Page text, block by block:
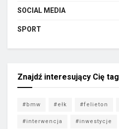
SOCIAL MEDIA
SPORT
Znajdź interesujący Cię tag
#bmw #ełk #felieton
#interwencja #inwestycje